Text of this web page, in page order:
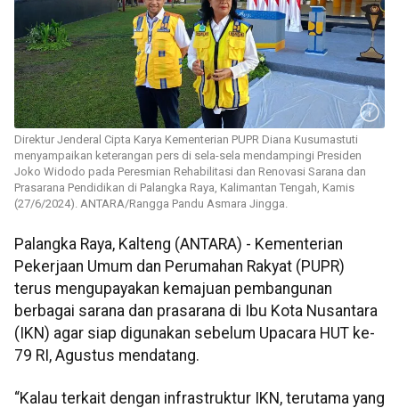
Direktur Jenderal Cipta Karya Kementerian PUPR Diana Kusumastuti
menyampaikan keterangan pers di sela-sela mendampingi Presiden
Joko Widodo pada Peresmian Rehabilitasi dan Renovasi Sarana dan
Prasarana Pendidikan di Palangka Raya, Kalimantan Tengah, Kamis
(27/6/2024). ANTARA/Rangga Pandu Asmara Jingga.
Palangka Raya, Kalteng (ANTARA) - Kementerian
Pekerjaan Umum dan Perumahan Rakyat (PUPR)
terus mengupayakan kemajuan pembangunan
berbagai sarana dan prasarana di Ibu Kota Nusantara
(IKN) agar siap digunakan sebelum Upacara HUT ke-
79 RI, Agustus mendatang.
“Kalau terkait dengan infrastruktur IKN, terutama yang